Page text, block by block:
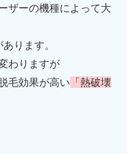
ザーの機種によって大
ります。
わりますが
毛効果が高い 「熱破壊